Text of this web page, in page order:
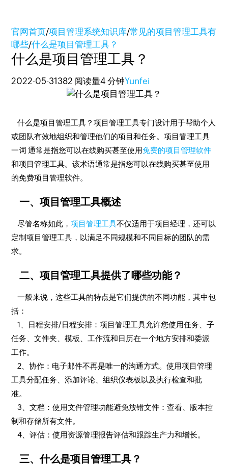
官网首页/项目管理系统知识库/常见的项目管理工具有
哪些/什么是项目管理工具？
什么是项目管理工具？
2022-05-31 382 阅读量4 分钟Yunfei
什么是项目管理工具？项目管理工具专门设计用于帮助个人
或团队有效地组织和管理他们的项目和任务。项目管理工具
一词 通常是指您可以在线购买甚至使用免费的项目管理软件
和项目管理工具。该术语通常是指您可以在线购买甚至使用
的免费项目管理软件。
一、项目管理工具概述
尽管名称如此，项目管理工具不仅适用于项目经理，还可以
定制项目管理工具，以满足不同规模和不同目标的团队的需
求。
二、项目管理工具提供了哪些功能？
一般来说，这些工具的特点是它们提供的不同功能，其中包
括：
1、日程安排/日程安排：项目管理工具允许您使用任务、子
任务、文件夹、模板、工作流和日历在一个地方安排和委派
工作。
2、协作：电子邮件不再是唯一的沟通方式。使用项目管理
工具分配任务、添加评论、组织仪表板以及执行检查和批
准。
3、文档：使用文件管理功能避免放错文件：查看、版本控
制和存储所有文件。
4、评估：使用资源管理报告评估和跟踪生产力和增长。
三、什么是项目管理工具？